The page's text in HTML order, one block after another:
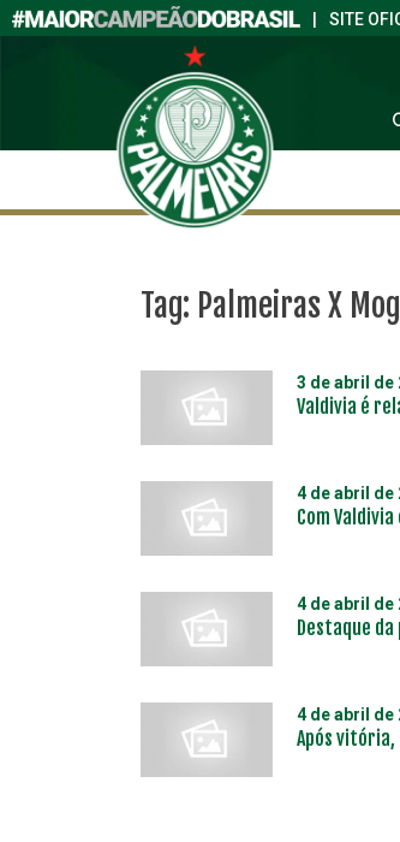
SITE
Tag: Palmeiras X
3 de abril de
Valdivia é
4 de abril de
Com
4 de abril de
Destaque
4 de abril de
Após vitória,